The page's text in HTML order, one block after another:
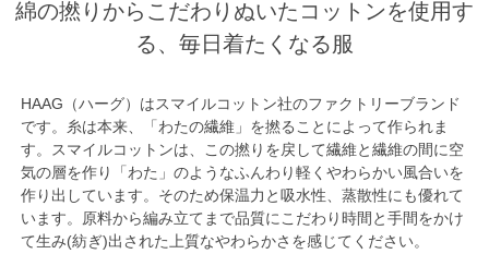
綿の撚りからこだわりぬいたコットンを使用す
る、毎日着たくなる服
HAAG（ハーグ）はスマイルコットン社のファクトリーブランド
です。糸は本来、「わたの繊維」を撚ることによって作られま
す。スマイルコットンは、この撚りを戻して繊維と繊維の間に空
気の層を作り「わた」のようなふんわり軽くやわらかい風合いを
作り出しています。そのため保温力と吸水性、蒸散性にも優れて
います。原料から編み立てまで品質にこだわり時間と手間をかけ
て生み(紡ぎ)出された上質なやわらかさを感じてください。